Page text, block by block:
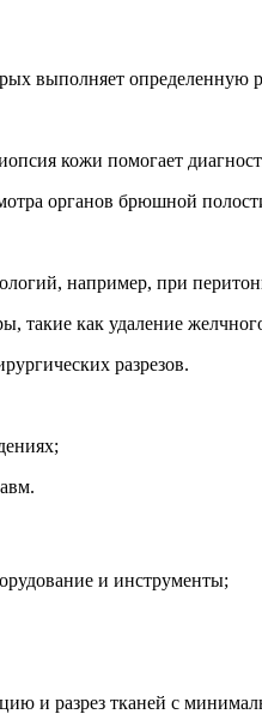
выполняет определенную
кожи помогает
органов брюшной
например, при
такие как удаление
разрезов.
и инструменты;
и разрез тканей с